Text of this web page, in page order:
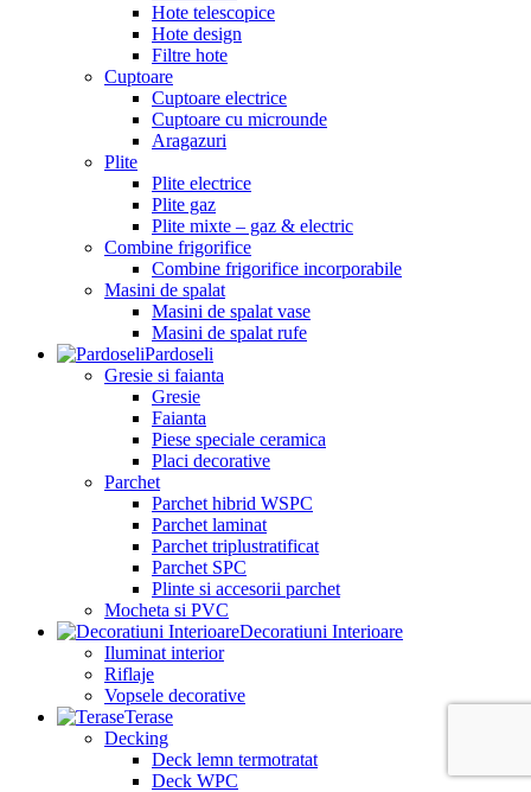
Hote telescopice
Hote design
Filtre hote
Cuptoare
Cuptoare electrice
Cuptoare cu microunde
Aragazuri
Plite
Plite electrice
Plite gaz
Plite mixte – gaz & electric
Combine frigorifice
Combine frigorifice incorporabile
Masini de spalat
Masini de spalat vase
Masini de spalat rufe
Pardoseli
Gresie si faianta
Gresie
Faianta
Piese speciale ceramica
Placi decorative
Parchet
Parchet hibrid WSPC
Parchet laminat
Parchet triplustratificat
Parchet SPC
Plinte si accesorii parchet
Mocheta si PVC
Decoratiuni Interioare
Iluminat interior
Riflaje
Vopsele decorative
Terase
Decking
Deck lemn termotratat
Deck WPC